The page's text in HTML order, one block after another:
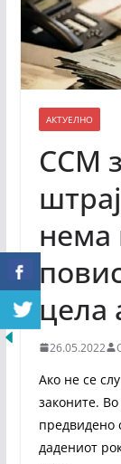
АКТУЕЛНО
ССМ
нема
цела
26.05.2022
Ако не се
законите.
предвидено
дадениот